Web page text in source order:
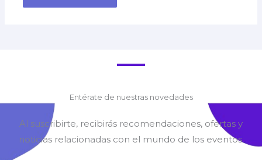
Entérate de nuestras novedades
Al suscribirte, recibirás recomendaciones, ofertas y
noticias relacionadas con el mundo de los eventos.